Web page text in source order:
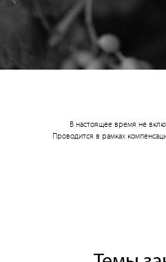
В настоящее время не
Проводится в рамках